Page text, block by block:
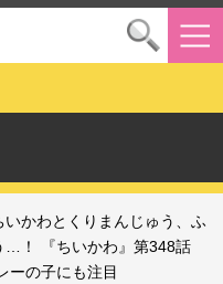
いかわとくりまんじゅう、ふ
…！ 『ちいかわ』第348話
ーの子にも注目